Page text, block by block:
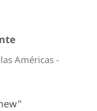
Américas -